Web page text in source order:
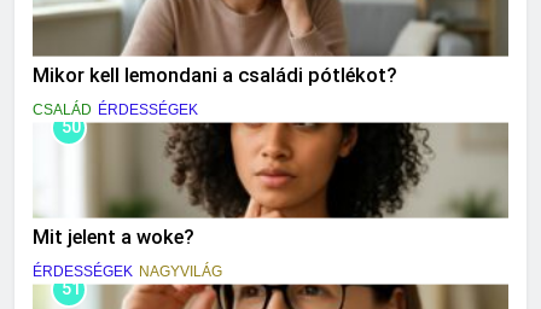
Mikor kell lemondani a családi pótlékot?
CSALÁD ÉRDESSÉGEK
50
Mit jelent a woke?
ÉRDESSÉGEK NAGYVILÁG
51